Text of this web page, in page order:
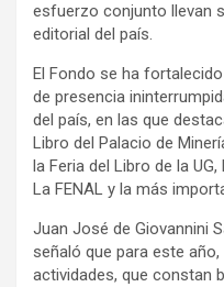
esfuerzo conjunto llevan
editorial del país.
El Fondo se ha
de presencia
del país, en las que
Libro del Palacio de
la Feria del Libro de la
La FENAL y la más
Juan José de Giovannini
señaló que para este
actividades, que constan